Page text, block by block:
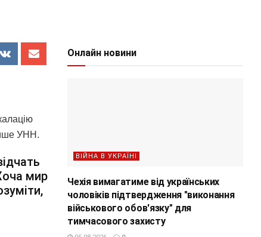
УНН.
мир
Онлайн новини
ВІЙНА В УКРАЇНІ
Чехія вимагатиме від українських
чоловіків підтвердження "виконання
військового обов'язку" для
тимчасового захисту